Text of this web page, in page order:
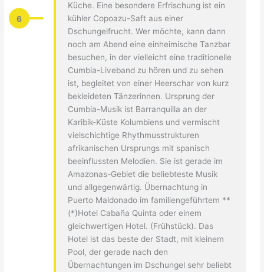
6
Küche. Eine besondere Erfrischung ist ein
kühler Copoazu-Saft aus einer
Dschungelfrucht. Wer möchte, kann dann
noch am Abend eine einheimische Tanzbar
besuchen, in der vielleicht eine traditionelle
Cumbia-Liveband zu hören und zu sehen
ist, begleitet von einer Heerschar von kurz
bekleideten Tänzerinnen. Ursprung der
Cumbia-Musik ist Barranquilla an der
Karibik-Küste Kolumbiens und vermischt
vielschichtige Rhythmusstrukturen
afrikanischen Ursprungs mit spanisch
beeinflussten Melodien. Sie ist gerade im
Amazonas-Gebiet die beliebteste Musik
und allgegenwärtig. Übernachtung in
Puerto Maldonado im familiengeführtem **
(*)Hotel Cabaña Quinta oder einem
gleichwertigen Hotel. (Frühstück). Das
Hotel ist das beste der Stadt, mit kleinem
Pool, der gerade nach den
Übernachtungen im Dschungel sehr beliebt